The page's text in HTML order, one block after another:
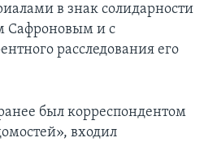
в знак солидарности
Сафроновым и с
расследования его
был корреспондентом
входил